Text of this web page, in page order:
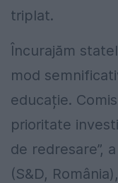
triplat.
Încurajăm
mod
educație.
prioritate
de redresare”,
(S&D,